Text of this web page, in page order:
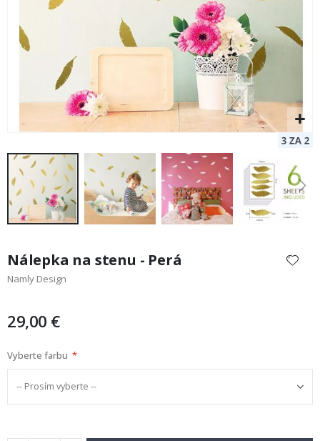
začiatok
galérie
Nálepka na stenu - Perá
Namly Design
29,00 €
Vyberte farbu